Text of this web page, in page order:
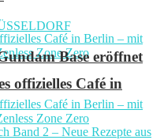
offizielles Café in
Base eröffnet